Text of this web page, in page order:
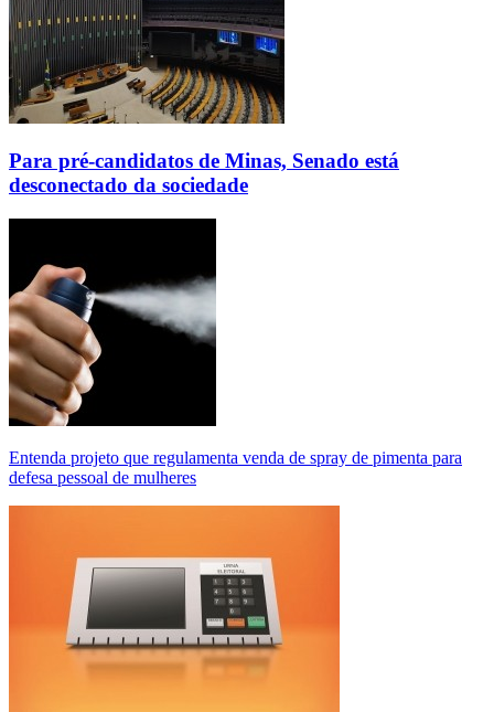
Para pré-candidatos de Minas, Senado está
desconectado da sociedade
Entenda projeto que regulamenta venda de spray de pimenta para
defesa pessoal de mulheres